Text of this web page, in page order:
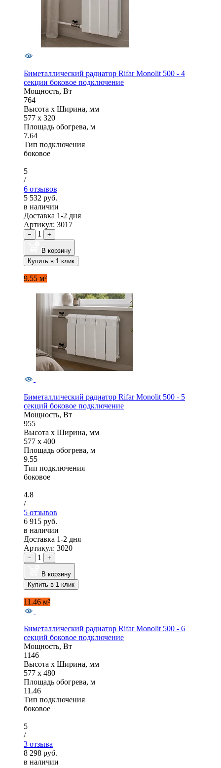
Биметаллический радиатор Rifar Monolit 500 - 4
секции боковое подключение
Мощность, Вт
764
Высота x Ширина, мм
577 x 320
Площадь обогрева, м
7.64
Тип подключения
боковое
5
/
6 отзывов
5 532 руб.
в наличии
Доставка 1-2 дня
Артикул: 3017
− 1 +
В корзину
Купить в 1 клик
9.55 м²
Биметаллический радиатор Rifar Monolit 500 - 5
секций боковое подключение
Мощность, Вт
955
Высота x Ширина, мм
577 x 400
Площадь обогрева, м
9.55
Тип подключения
боковое
4.8
/
5 отзывов
6 915 руб.
в наличии
Доставка 1-2 дня
Артикул: 3020
− 1 +
В корзину
Купить в 1 клик
11.46 м²
Биметаллический радиатор Rifar Monolit 500 - 6
секций боковое подключение
Мощность, Вт
1146
Высота x Ширина, мм
577 x 480
Площадь обогрева, м
11.46
Тип подключения
боковое
5
/
3 отзыва
8 298 руб.
в наличии